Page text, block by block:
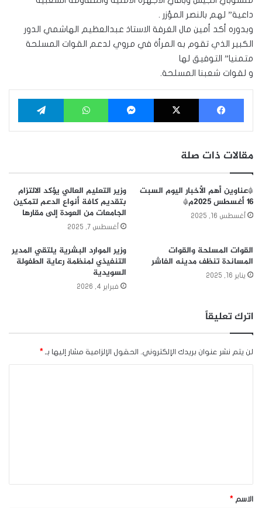
داعية” لهم بالنصر المؤزر .
وبدوره أكد أمين مال الغرفة الاستاذ عبدالعظيم الهاشمي الدور
الكبير الذي تقوم به المرأة في مروي لدعم القوات المسلحة
متمنيا” التوفيق لها
و لقوات شعبنا المسلحة.
فيسبوك ‫X ماسنجر واتساب
مقالات ذات صلة
*عناوين أهم الأخبار اليوم السبت
١٦ أغسطس ٢٠٢٥م*
أغسطس 16, 2025
وزير التعليم العالي يؤكد الالتزام
بتقديم كافة أنواع الدعم لتمكين
الجامعات من العودة إلى مقارها
أغسطس 7, 2025
القوات المسلحة والقوات
المساندة تنظف مدينه الفاشر
يناير 16, 2025
وزير الموارد البشرية يلتقي المدير
التنفيذي لمنظمة رعاية الطفولة
السويدية
فبراير 4, 2026
اترك تعليقاً
لن يتم نشر عنوان بريدك الإلكتروني. الحقول الإلزامية مشار إليها بـ *
*الاسم *